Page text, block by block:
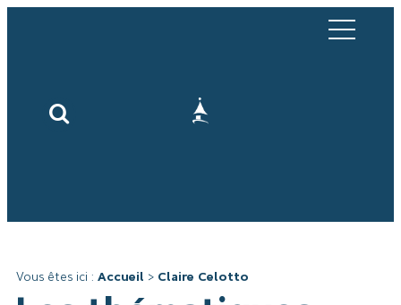
Vous êtes ici : Accueil > Claire Celotto